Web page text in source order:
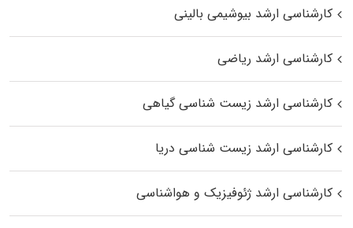
کارشناسی ارشد بیوشیمی بالینی
کارشناسی ارشد ریاضی
کارشناسی ارشد زیست‌ شناسی گیاهی
کارشناسی ارشد زیست‌ شناسی دریا
کارشناسی ارشد ژئوفیزیک و هواشناسی